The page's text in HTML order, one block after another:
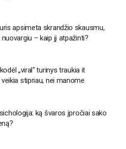
apsimeta skrandžio skausmu,
– kaip jį atpažinti?
„viral“ turinys traukia it
stipriau, nei manome
ką švaros įpročiai sako